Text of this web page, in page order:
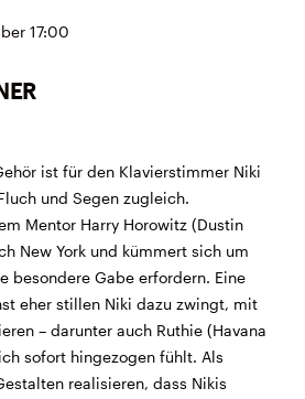
imGeissenschachen
ab 18 Uhr bis
Uhr
geschlossen
1.8. findet ihr unsere Bar ab 18
17:00
ist für den Klavierstimmer Niki
und Segen zugleich.
Mentor Harry Horowitz (Dustin
New York und kümmert sich um
besondere Gabe erfordern. Eine
eher stillen Niki dazu zwingt, mit
– darunter auch Ruthie (Havana
sofort hingezogen fühlt. Als
realisieren, dass Nikis